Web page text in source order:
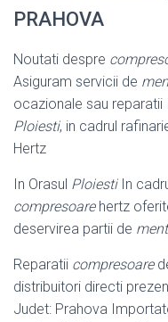
PRAHOVA
Noutati despre
Asiguram servicii de
ocazionale sau reparatii
Ploiesti, in cadrul
Hertz
In Orasul PloiestiIn
compresoarehertz
deservirea partii de
Reparatii compresoare
distribuitori directi
Judet: Prahova